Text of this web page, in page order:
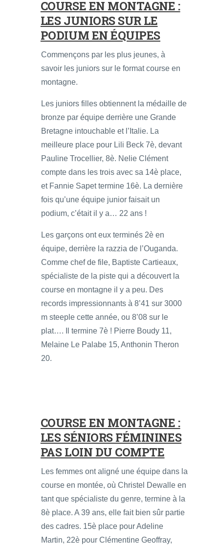
COURSE EN MONTAGNE :
LES JUNIORS SUR LE
PODIUM EN ÉQUIPES
Commençons par les plus jeunes, à
savoir les juniors sur le format course en
montagne.
Les juniors filles obtiennent la médaille de
bronze par équipe derrière une Grande
Bretagne intouchable et l’Italie. La
meilleure place pour Lili Beck 7è, devant
Pauline Trocellier, 8è. Nelie Clément
compte dans les trois avec sa 14è place,
et Fannie Sapet termine 16è. La dernière
fois qu’une équipe junior faisait un
podium, c’était il y a… 22 ans !
Les garçons ont eux terminés 2è en
équipe, derrière la razzia de l’Ouganda.
Comme chef de file, Baptiste Cartieaux,
spécialiste de la piste qui a découvert la
course en montagne il y a peu. Des
records impressionnants à 8’41 sur 3000
m steeple cette année, ou 8’08 sur le
plat…. Il termine 7è ! Pierre Boudy 11,
Melaine Le Palabe 15, Anthonin Theron
20.
COURSE EN MONTAGNE :
LES SÉNIORS FÉMININES
PAS LOIN DU COMPTE
Les femmes ont aligné une équipe dans la
course en montée, où Christel Dewalle en
tant que spécialiste du genre, termine à la
8è place. A 39 ans, elle fait bien sûr partie
des cadres. 15è place pour Adeline
Martin, 22è pour Clémentine Geoffray,